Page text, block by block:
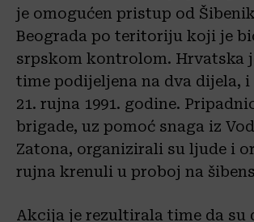
je omogućen pristup od
Beograda po teritoriju koji je
srpskom kontrolom. Hrvatska
time podijeljena na dva dijela, i
21. rujna 1991. godine.
brigade, uz pomoć snaga iz
Zatona, organizirali su ljude i
rujna krenuli u proboj na
Akcija je rezultirala time da su